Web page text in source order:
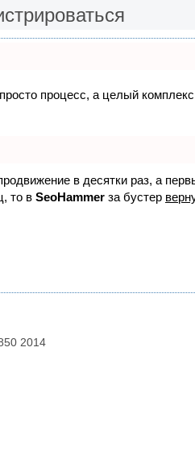
процесс, а целый комплекс
в десятки раз, а
то в SeoHammer за бустер
2014